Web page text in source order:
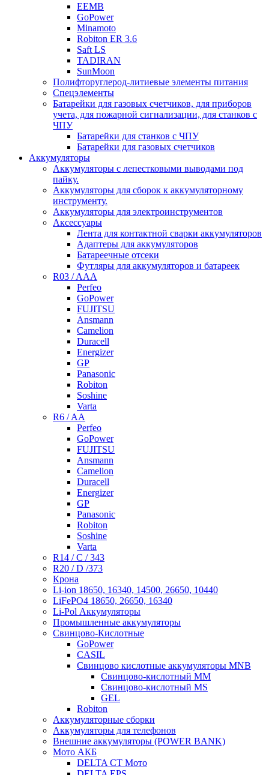
EEMB
GoPower
Minamoto
Robiton ER 3.6
Saft LS
TADIRAN
SunMoon
Полифторуглерод-литиевые элементы питания
Спецэлементы
Батарейки для газовых счетчиков, для приборов
учета, для пожарной сигнализации, для станков с
ЧПУ
Батарейки для станков с ЧПУ
Батарейки для газовых счетчиков
Аккумуляторы
Аккумуляторы с лепестковыми выводами под
пайку.
Аккумуляторы для сборок к аккумуляторному
инструменту.
Аккумуляторы для электроинструментов
Аксессуары
Лента для контактной сварки аккумуляторов
Адаптеры для аккумуляторов
Батареечные отсеки
Футляры для аккумуляторов и батареек
R03 / AAA
Perfeo
GoPower
FUJITSU
Ansmann
Camelion
Duracell
Energizer
GP
Panasonic
Robiton
Soshine
Varta
R6 / AA
Perfeo
GoPower
FUJITSU
Ansmann
Camelion
Duracell
Energizer
GP
Panasonic
Robiton
Soshine
Varta
R14 / C / 343
R20 / D /373
Крона
Li-ion 18650, 16340, 14500, 26650, 10440
LiFePO4 18650, 26650, 16340
Li-Pol Аккумуляторы
Промышленные аккумуляторы
Свинцово-Кислотные
GoPower
CASIL
Свинцово кислотные аккумуляторы MNB
Cвинцово-кислотный MM
Cвинцово-кислотный MS
GEL
Robiton
Аккумуляторные сборки
Аккумуляторы для телефонов
Внешние аккумуляторы (POWER BANK)
Мото АКБ
DELTA CT Мото